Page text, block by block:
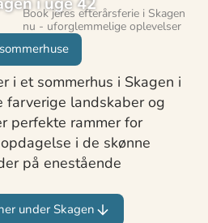
Book jeres efterårsferie i Skagen
nu - uforglemmelige oplevelser
i et sommerhus i Skagen i
farverige landskaber og
perfekte rammer for
i de skønne
på enestående
under Skagen